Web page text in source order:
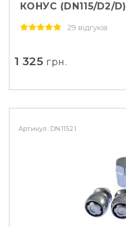
КОНУС (DN115/D2/D)
29 відгуків
1 325 грн.
Артикул: DN11521